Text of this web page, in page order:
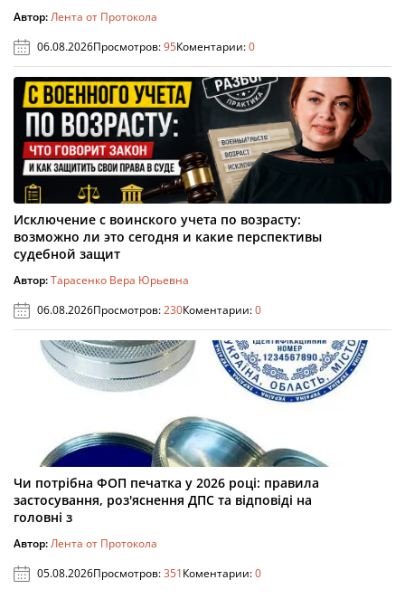
Автор:Лента от Протокола
06.08.2026Просмотров:95Коментарии:0
Исключение с воинского учета по возрасту:
возможно ли это сегодня и какие перспективы
судебной защит
Автор:Тарасенко Вера Юрьевна
06.08.2026Просмотров:230Коментарии:0
Чи потрібна ФОП печатка у 2026 році: правила
застосування, роз'яснення ДПС та відповіді на
головні з
Автор:Лента от Протокола
05.08.2026Просмотров:351Коментарии:0